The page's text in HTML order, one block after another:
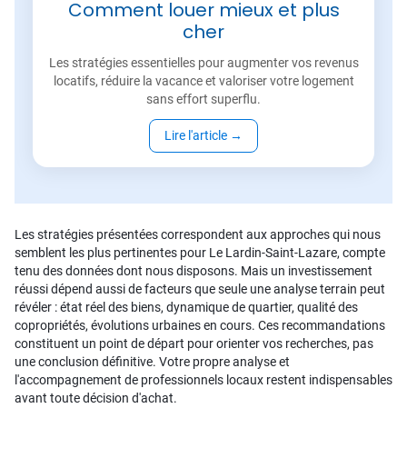
Comment louer mieux et plus
cher
Les stratégies essentielles pour augmenter vos revenus
locatifs, réduire la vacance et valoriser votre logement
sans effort superflu.
Lire l'article →
Les stratégies présentées correspondent aux approches qui nous
semblent les plus pertinentes pour Le Lardin-Saint-Lazare, compte
tenu des données dont nous disposons. Mais un investissement
réussi dépend aussi de facteurs que seule une analyse terrain peut
révéler : état réel des biens, dynamique de quartier, qualité des
copropriétés, évolutions urbaines en cours. Ces recommandations
constituent un point de départ pour orienter vos recherches, pas
une conclusion définitive. Votre propre analyse et
l'accompagnement de professionnels locaux restent indispensables
avant toute décision d'achat.